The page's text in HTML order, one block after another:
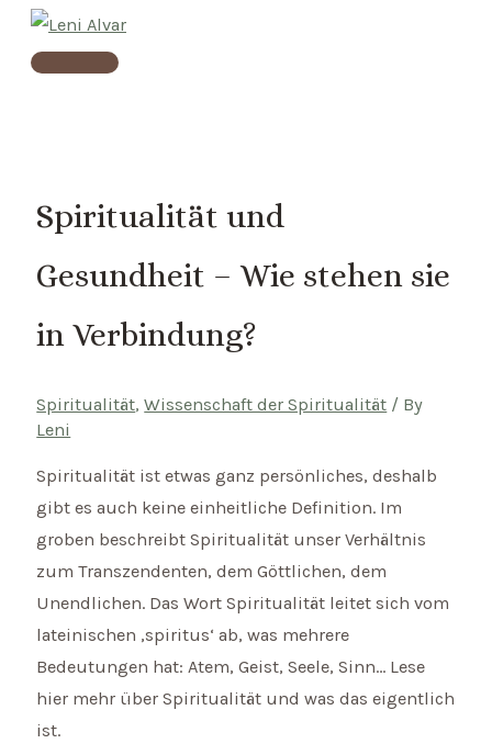
Skip
Main
Spiritualität und
Gesundheit – Wie stehen sie
in Verbindung?
Spiritualität,Wissenschaft der Spiritualität / By
Leni
Spiritualität ist etwas ganz persönliches, deshalb
gibt es auch keine einheitliche Definition. Im
groben beschreibt Spiritualität unser Verhältnis
zum Transzendenten, dem Göttlichen, dem
Unendlichen. Das Wort Spiritualität leitet sich vom
lateinischen ‚spiritus‘ ab, was mehrere
Bedeutungen hat: Atem, Geist, Seele, Sinn… Lese
hier mehr über Spiritualität und was das eigentlich
ist.